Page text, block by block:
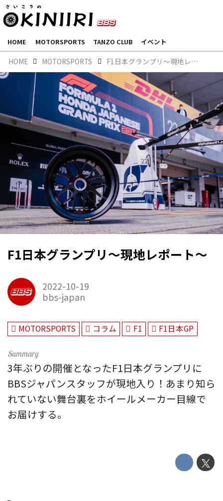
HOME MOTORSPORTS TANZO CLUB イベント
HOME MOTORSPORTS F1日本グランプリ～現地レポート～
F1日本グランプリ～現地レポート～
2022-10-19
bbs-japan
MOTORSPORTS コラム F1 F1日本GP
3年ぶりの開催となったF1日本グランプリに
BBSジャパンスタッフが現地入り！あまり知ら
れていない舞台裏をホイールメーカー目線で
お届けする。